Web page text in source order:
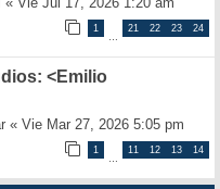
1
…
21 22 23 24
<Emilio
« Vie Mar 27, 2026 5:05 pm
1
…
11 12 13 14